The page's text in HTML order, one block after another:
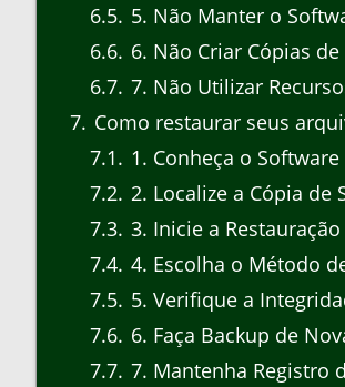
6.5 5. Não Manter o
6.6 6. Não Criar Cópias
6.7 7. Não Utilizar
7 Como restaurar seus
7.1
1. Conheça o
7.2 2. Localize a Cópia de
7.3 3. Inicie a Restauração
7.4 4. Escolha o Método
7.5 5. Verifique a
7.6 6. Faça Backup de
7.7 7. Mantenha Registro